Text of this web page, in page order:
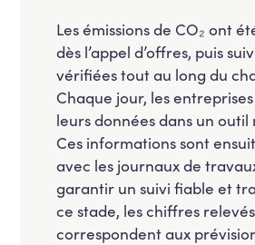
Les émissions de CO₂ ont
dès l’appel d’offres, puis
vérifiées tout au long du
Chaque jour, les
leurs données dans un
Ces informations sont
avec les journaux de
garantir un suivi fiable et
ce stade, les chiffres
correspondent aux